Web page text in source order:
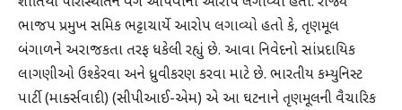
ભાજપ પ્રમુખ સમિક ભટ્ટાચાર્યે આરોપ લગાવ્યો હતો કે, તૃણમૂલ
બંગાળને અરાજકતા તરફ ધકેલી રહ્યું છે. આવા નિવેદનો સાંપ્રદાયિક
લાગણીઓ ઉશ્કેરવા અને ધ્રુવીકરણ કરવા માટે છે. ભારતીય કમ્યુનિસ્ટ
પાર્ટી (માર્ક્સવાદી) (સીપીઆઈ-એમ) એ આ ઘટનાને તૃણમૂલની વૈચારિક